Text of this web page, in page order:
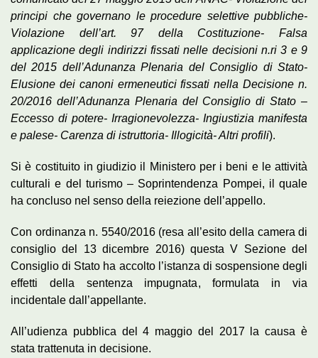
principi che governano le procedure selettive pubbliche-
Violazione dell’art. 97 della Costituzione- Falsa
applicazione degli indirizzi fissati nelle decisioni n.ri 3 e 9
del 2015 dell’Adunanza Plenaria del Consiglio di Stato-
Elusione dei canoni ermeneutici fissati nella Decisione n.
20/2016 dell’Adunanza Plenaria del Consiglio di Stato –
Eccesso di potere- Irragionevolezza- Ingiustizia manifesta
e palese- Carenza di istruttoria- Illogicità- Altri profili).
Si è costituito in giudizio il Ministero per i beni e le attività
culturali e del turismo – Soprintendenza Pompei, il quale
ha concluso nel senso della reiezione dell’appello.
Con ordinanza n. 5540/2016 (resa all’esito della camera di
consiglio del 13 dicembre 2016) questa V Sezione del
Consiglio di Stato ha accolto l’istanza di sospensione degli
effetti della sentenza impugnata, formulata in via
incidentale dall’appellante.
All’udienza pubblica del 4 maggio del 2017 la causa è
stata trattenuta in decisione.